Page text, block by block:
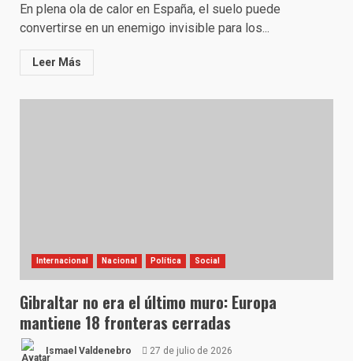
En plena ola de calor en España, el suelo puede
convertirse en un enemigo invisible para los...
Leer Más
Internacional Nacional Política Social
Gibraltar no era el último muro: Europa
mantiene 18 fronteras cerradas
Ismael Valdenebro 27 de julio de 2026